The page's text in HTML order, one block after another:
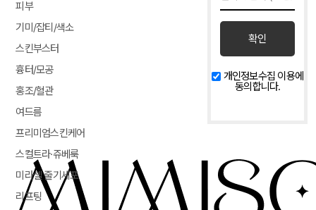
피부
기미/잡티/색소
스킨부스터
흉터/모공
홍조/혈관
여드름
프리미엄스킨케어
스컬트라·쥬베룩
미라셀 줄기세포
리프팅
확인
개인정보수집 이용에
동의합니다.